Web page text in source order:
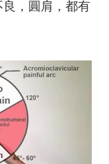
，圓肩，都有